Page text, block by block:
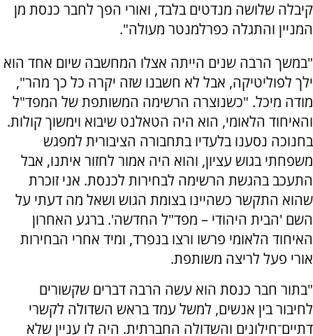
קיבלה שלושה מנדטים בלבד, ואורי הפך לחבר כנסת מן
המניין והתגלה כפרלמנטר מעולה".
"במשך הרבה שנים הייתה אצלו המחשבה שיום אחד הוא
ילך לפוליטיקה, אבל לא חשבנו שזה יקרה כל כך מהר",
מודה מיכל. "כשנוצרה הרשימה המשותפת של המפד"ל
והאיחוד הלאומי, הוא היה הטאלנט שיבוא וימשוך קולות.
בחנוכה נסענו בלעדיו בתחבורה הציבורית למפגש
משפחתי בגוש עציון, והוא היה אמור לחזור איתנו, אבל
התעכב בהגשת הרשימה לבחירות לכנסת. אני זוכרת
שהוא התקשר כשהיינו בצומת הגוש ושאל מה דעתי על
השם 'הבית היהודי – מפד"ל החדשה'. ברגע האחרון
האיחוד הלאומי פרשו ורצו בנפרד, ומיד אחרי הבחירות
אורי פעל לריצה משותפת.
"בתור חבר כנסת הוא עשה הרבה דברים שקשורים
לחיבור בין אנשים, למשל עמד בראש השדולה לקשרי
דתיים־חילונים והשדולה החברתית. היה לו עניין שלא